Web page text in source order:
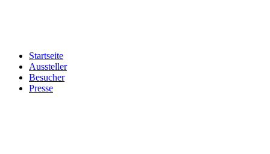
Startseite
Aussteller
Besucher
Presse